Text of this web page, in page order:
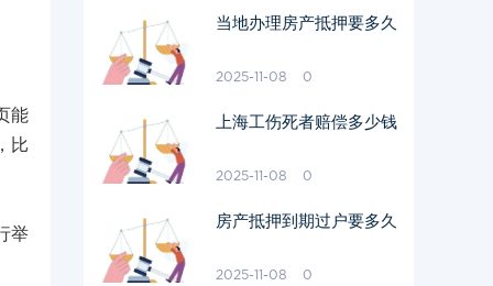
能
比
举
当地办理房产抵押要多久
2025-11-08 0
上海工伤死者赔偿多少钱
2025-11-08 0
房产抵押到期过户要多久
2025-11-08 0